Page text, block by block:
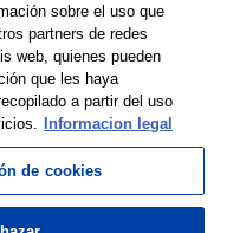
to 5 of 5 >
sobre el uso que
partners de redes
web, quienes pueden
que les haya
a partir del uso
Informacion legal
de cookies